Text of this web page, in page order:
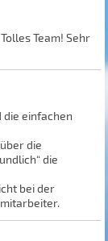
Team! Sehr
einfachen
die
die
bei der